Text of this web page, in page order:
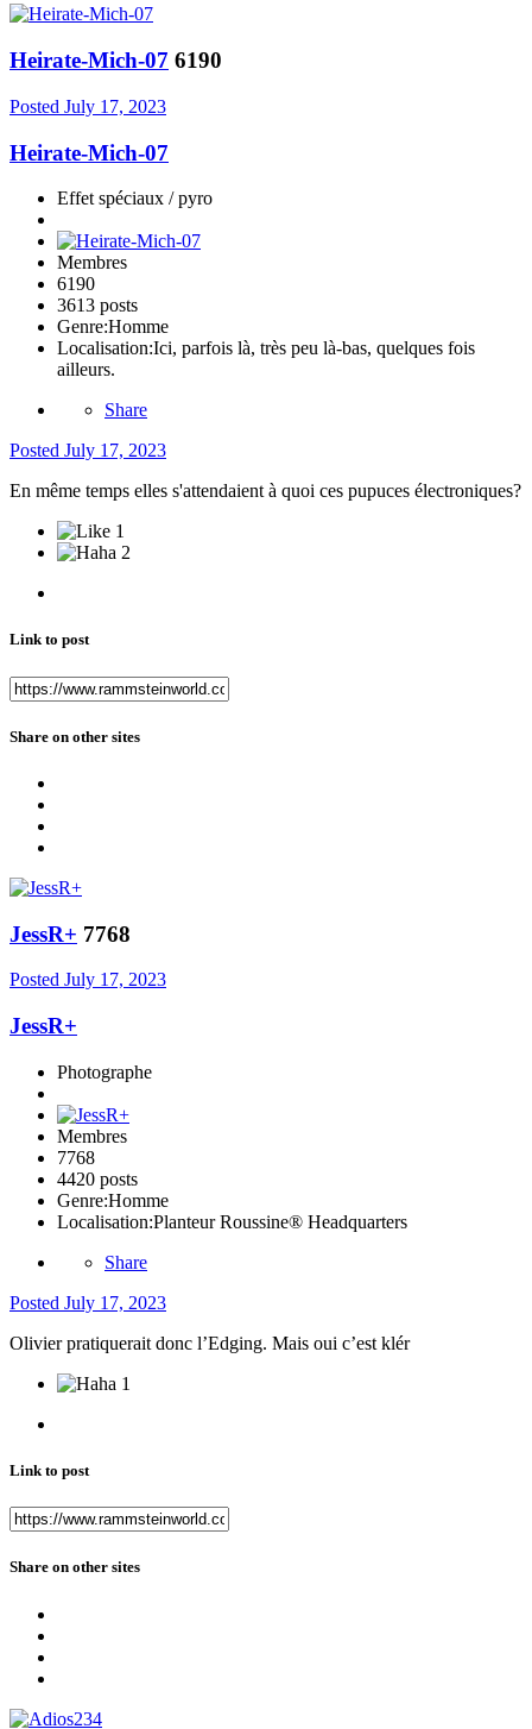
Heirate-Mich-07 6190
Posted July 17, 2023
Heirate-Mich-07
Effet spéciaux / pyro
Membres
6190
3613 posts
Genre:Homme
Localisation:Ici, parfois là, très peu là-bas, quelques fois
ailleurs.
Share
Posted July 17, 2023
En même temps elles s'attendaient à quoi ces pupuces électroniques?
1
2
Link to post
Share on other sites
JessR+ 7768
Posted July 17, 2023
JessR+
Photographe
Membres
7768
4420 posts
Genre:Homme
Localisation:Planteur Roussine® Headquarters
Share
Posted July 17, 2023
Olivier pratiquerait donc l’Edging. Mais oui c’est klér
1
Link to post
Share on other sites